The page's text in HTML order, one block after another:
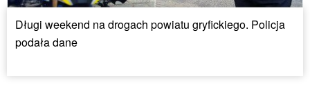
Długi weekend na drogach powiatu gryfickiego. Policja
podała dane